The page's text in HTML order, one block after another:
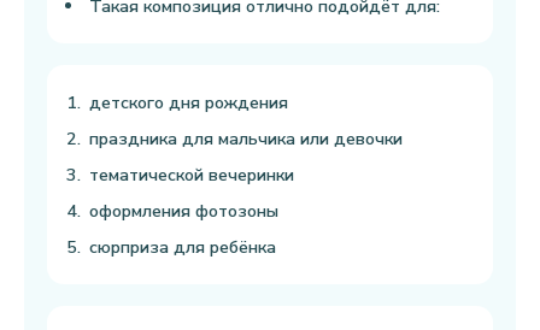
Такая композиция отлично подойдёт для:
детского дня рождения
праздника для мальчика или девочки
тематической вечеринки
оформления фотозоны
сюрприза для ребёнка